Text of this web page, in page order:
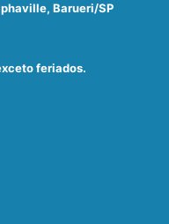
Barueri/SP
feriados.